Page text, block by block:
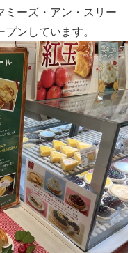
ミーズ・アン・スリー
ンしています。